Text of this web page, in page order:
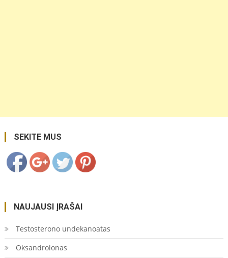
SEKITE MUS
reakcija/">
NAUJAUSI ĮRAŠAI
Testosterono undekanoatas
Oksandrolonas